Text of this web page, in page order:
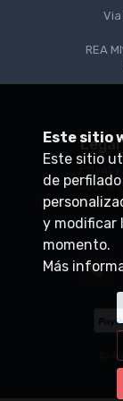
REA
Legal
Cookies
Condiciones
©
Este sitio
Este sitio
de
y modificar
momento.
Más